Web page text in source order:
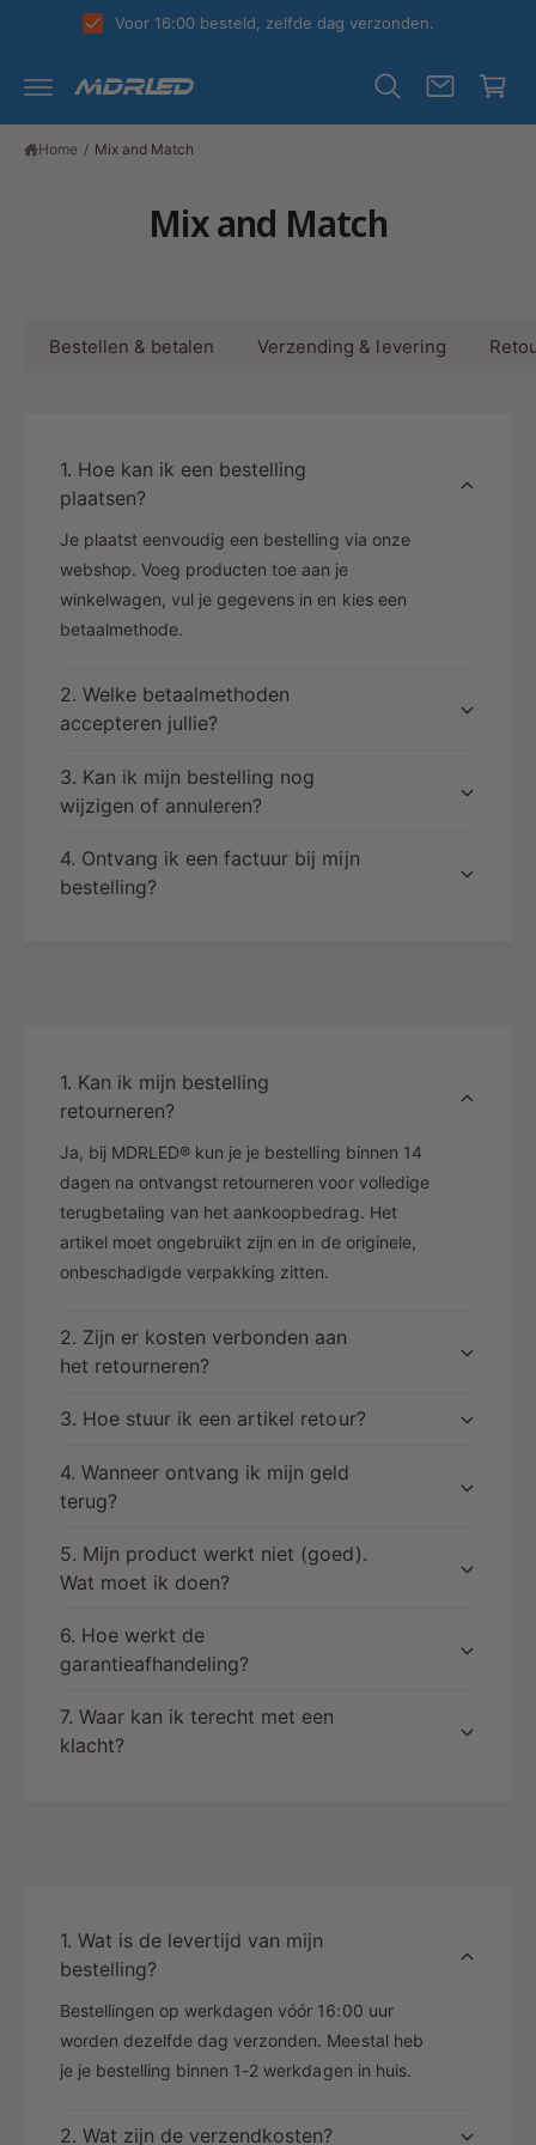
O
T
N
Voor 16:00 besteld, zelfde dag verzonden.
w
Home / Mix and Match
Mix and Match
Bestellen & betalen Verzending & levering
1. Hoe kan ik een bestelling
plaatsen?
Je plaatst eenvoudig een bestelling via onze
webshop. Voeg producten toe aan je
winkelwagen, vul je gegevens in en kies een
betaalmethode.
2. Welke betaalmethoden
accepteren jullie?
3. Kan ik mijn bestelling nog
wijzigen of annuleren?
4. Ontvang ik een factuur bij mijn
bestelling?
1. Kan ik mijn bestelling
retourneren?
Ja, bij MDRLED® kun je je bestelling binnen 14
dagen na ontvangst retourneren voor volledige
terugbetaling van het aankoopbedrag. Het
artikel moet ongebruikt zijn en in de originele,
onbeschadigde verpakking zitten.
2. Zijn er kosten verbonden aan
het retourneren?
3. Hoe stuur ik een artikel retour?
4. Wanneer ontvang ik mijn geld
terug?
5. Mijn product werkt niet (goed).
Wat moet ik doen?
6. Hoe werkt de
garantieafhandeling?
7. Waar kan ik terecht met een
klacht?
1. Wat is de levertijd van mijn
bestelling?
Bestellingen op werkdagen vóór 16:00 uur
worden dezelfde dag verzonden. Meestal heb
je je bestelling binnen 1-2 werkdagen in huis.
2. Wat zijn de verzendkosten?